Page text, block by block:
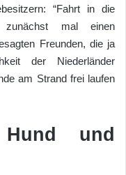
“Fahrt in die
zunächst mal einen
Freunden, die ja
der Niederländer
am Strand frei laufen
und